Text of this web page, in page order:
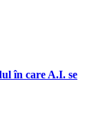
în care A.I. se